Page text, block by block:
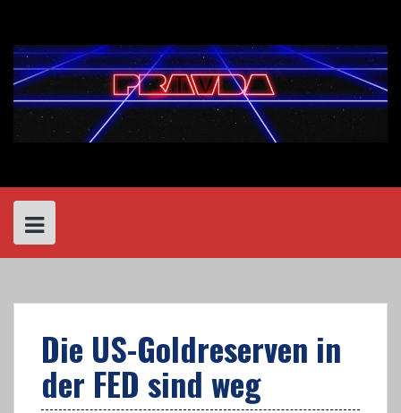
content
Die US-Goldreserven in
der FED sind weg